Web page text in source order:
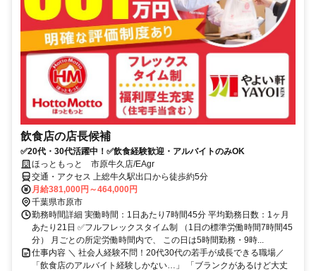
飲食店の店長候補
✅20代・30代活躍中！✅飲食経験歓迎・アルバイトのみOK
ほっともっと 市原牛久店/EAgr
交通・アクセス 上総牛久駅出口から徒歩約5分
月給381,000円～464,000円
千葉県市原市
勤務時間詳細 実働時間：1日あたり7時間45分 平均勤務日数：1ヶ月
あたり21日 ✅フルフレックスタイム制 （1日の標準労働時間7時間45
分） 月ごとの所定労働時間内で、 この日は5時間勤務・9時...
仕事内容 ＼ 社会人経験不問！20代30代の若手が成長できる職場／
「飲食店のアルバイト経験しかない…」 「ブランクがあるけど大丈